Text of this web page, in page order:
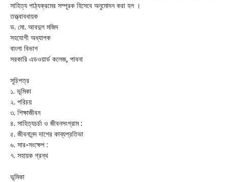
সাহিত্য পাঠ্যক্রমের সম্পূরক হিসেবে অনুমোদন করা হল ।
তত্ত্বাবধায়ক
ড. মো. আবদুল মজিদ
সহযোগী অধ্যাপক
বাংলা বিভাগ
সরকারি এডওয়ার্ড কলেজ, পাবনা
সূচিপত্র
১. ভূমিকা
২. পরিচয়
৩. শিক্ষাজীবন
৪. সাহিত্যচর্চা ও জীবনসংগ্রাম :
৫. জীবনানন্দ দাশের কাব্যপ্রতিভা
৬. সার-সংক্ষেপ :
৭. সহায়ক গ্রন্থ
ভূমিকা